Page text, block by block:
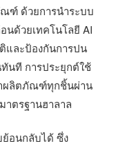
ฑ์ ด้วยการนำระบบ
นด้วยเทคโนโลยี AI
และป้องกันการปน
นที การประยุกต์ใช้
าผลิตภัณฑ์ทุกชิ้นผ่าน
าตรฐานฮาลาล
ย้อนกลับได้ ซึ่ง